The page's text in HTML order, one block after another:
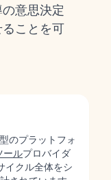
意思決定
ことを可
のプラットフォ
ールプロバイダ
イクル全体をシ